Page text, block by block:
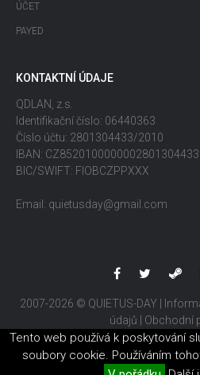
ÚČET
PAYED
KONTAKTNÍ ÚDAJE
QDLAN, z.s.
Identifikační číslo: 06440363
Číslo účtu: 2801304433/2010
IBAN: CZ8520100000002801304433
BIC/SWIFT: FIOBCZPPXXX
Email: quietusday@gmail.com
2007-2026 © QUIETUS-DAY |
údajů
Obchodní
Tento web používá k poskytování
soubory cookie. Používáním